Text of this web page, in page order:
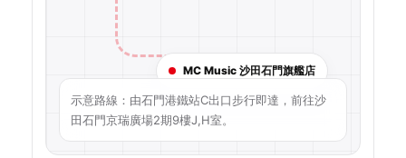
MC Music 沙田石門旗艦店
示意路線：由石門港鐵站C出口步行即達，前往沙
田石門京瑞廣場2期9樓J,H室。